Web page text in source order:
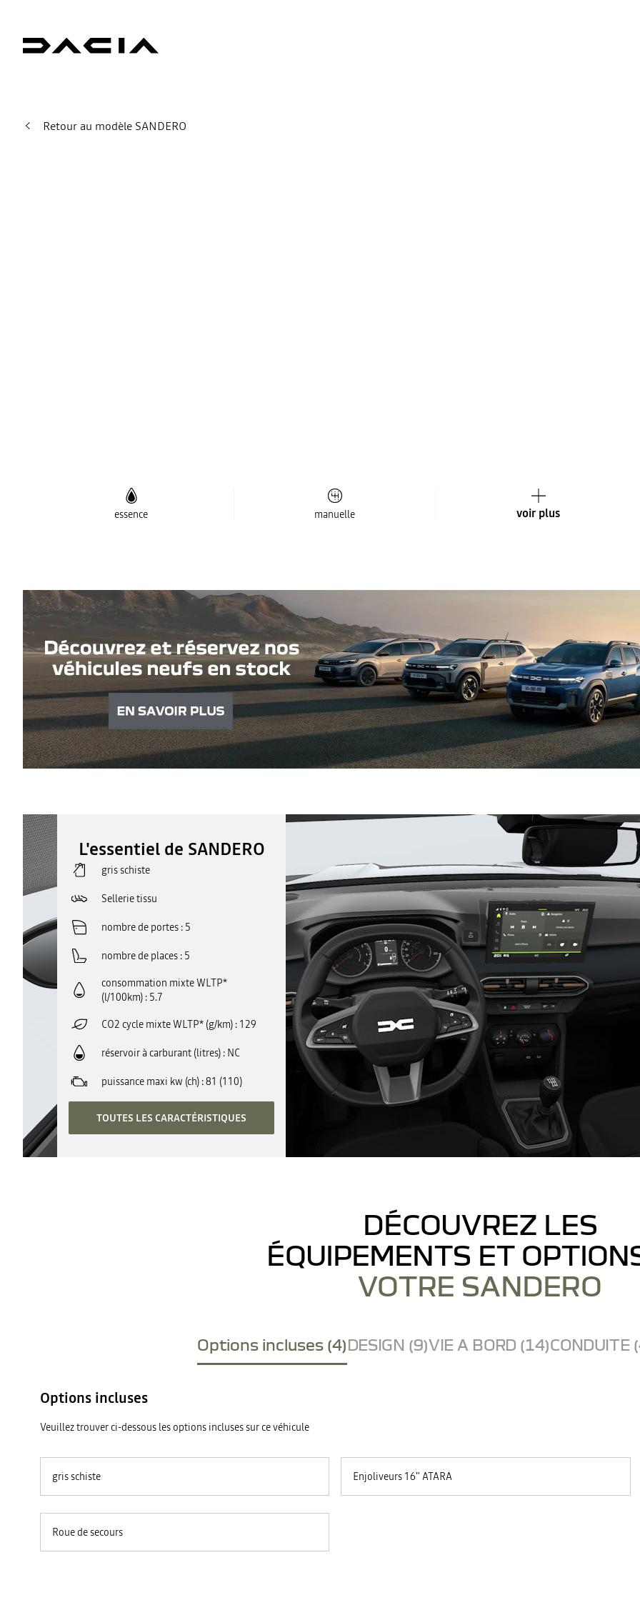
Retour au modèle SANDERO
essence manuelle voir plus
L'essentiel de SANDERO
gris schiste
Sellerie tissu
nombre de portes 5
nombre de places 5
consommation mixte WLTP*
(l/100km) 5.7
CO2 cycle mixte WLTP* (g/km) 129
réservoir à carburant (litres) NC
puissance maxi kw (ch) 81 (110)
TOUTES LES CARACTÉRISTIQUES
DÉCOUVREZ LES
ÉQUIPEMENTS ET
VOTRE SANDERO
Options incluses (4)DESIGN (9)VIE A BORD (14)CONDUITE
Options incluses
Veuillez trouver ci-dessous les options incluses sur ce véhicule
gris schiste Enjoliveurs 16" ATARA
Roue de secours